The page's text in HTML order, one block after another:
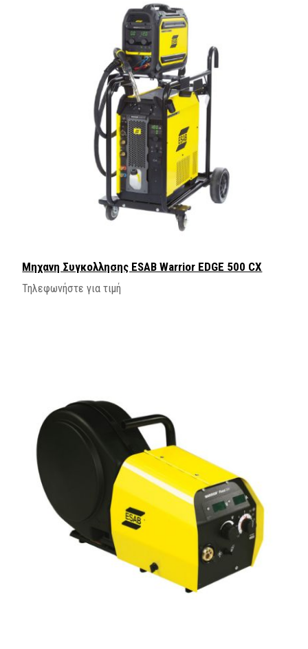
Μηχανη Συγκολλησης ESAB Warrior EDGE 500 CX
Τηλεφωνήστε για τιμή